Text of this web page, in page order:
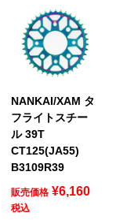
NANKAI/XAM タ
フライトスチー
ル 39T
CT125(JA55)
B3109R39
販売価格 ¥6,160
税込